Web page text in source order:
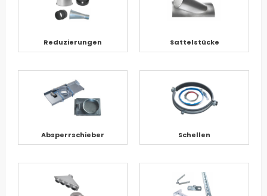
Reduzierungen Sattelstücke
Absperrschieber Schellen